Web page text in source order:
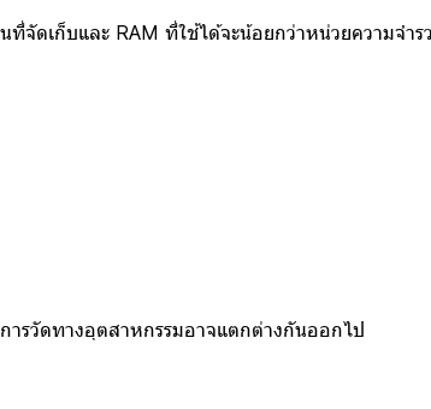
ดเก็บและ RAM ที่ใช้ได้จะน้อยกว่าหน่วยความจำ
รวัดทางอุตสาหกรรมอาจแตกต่างกันออกไป